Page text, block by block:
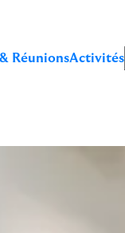
RéunionsActivités